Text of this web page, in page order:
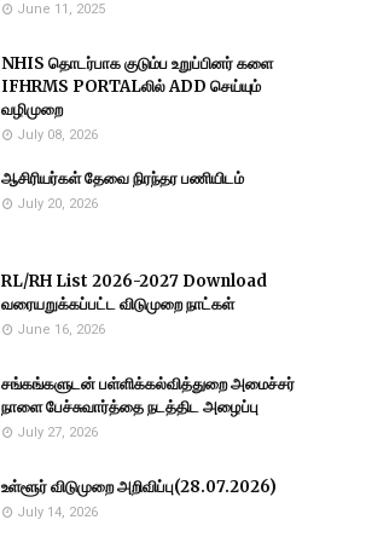
June 11, 2025
NHIS தொடர்பாக குடும்ப உறுப்பினர் களை
IFHRMS PORTALலில் ADD செய்யும்
வழிமுறை
July 08, 2026
ஆசிரியர்கள் தேவை நிரந்தர பணியிடம்
July 20, 2026
RL/RH List 2026-2027 Download
வரையறுக்கப்பட்ட விடுமுறை நாட்கள்
June 16, 2026
சங்கங்களுடன் பள்ளிக்கல்வித்துறை அமைச்சர்
நாளை பேச்சுவார்த்தை நடத்திட அழைப்பு
July 27, 2026
உள்ளூர் விடுமுறை அறிவிப்பு(28.07.2026)
July 14, 2026